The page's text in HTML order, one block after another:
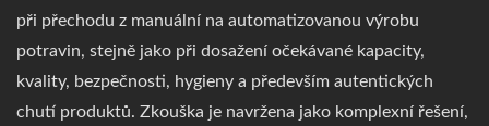
při přechodu z manuální na automatizovanou výrobu
potravin, stejně jako při dosažení očekávané kapacity,
kvality, bezpečnosti, hygieny a především autentických
chutí produktů. Zkouška je navržena jako komplexní řešení,